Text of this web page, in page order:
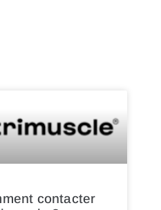
contacter